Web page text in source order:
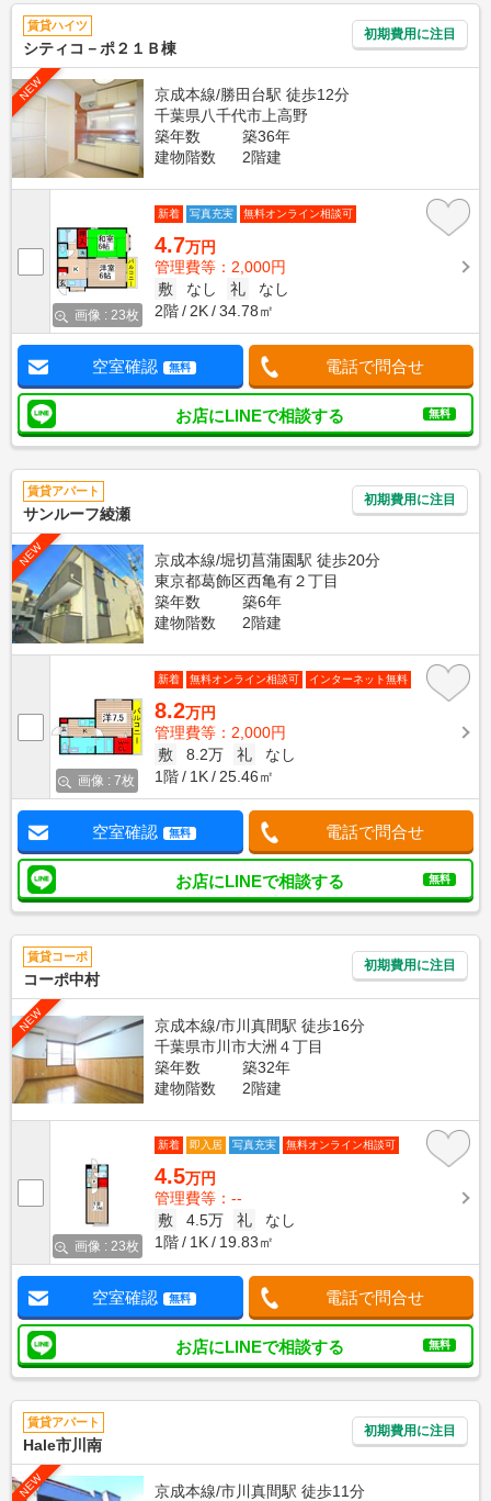
賃貸ハイツ
シティコ－ポ２１Ｂ棟
初期費用に注目
NEW
京成本線/勝田台駅 徒歩12分
千葉県八千代市上高野
築年数
築36年
建物階数
2階建
画像 : 23枚
新着 写真充実 無料オンライン相談可
4.7万円
管理費等：2,000円
敷
なし 礼
なし
2階
2K 34.78㎡
空室確認 無料 電話で問合せ
お店にLINEで相談する 無料
賃貸アパート
サンルーフ綾瀬
初期費用に注目
NEW
京成本線/堀切菖蒲園駅 徒歩20分
東京都葛飾区西亀有２丁目
築年数
築6年
建物階数
2階建
画像 : 7枚
新着 無料オンライン相談可 インターネット無料
8.2万円
管理費等：2,000円
敷
8.2万 礼
なし
1階
1K 25.46㎡
空室確認 無料 電話で問合せ
お店にLINEで相談する 無料
賃貸コーポ
コーポ中村
初期費用に注目
NEW
京成本線/市川真間駅 徒歩16分
千葉県市川市大洲４丁目
築年数
築32年
建物階数
2階建
画像 : 23枚
新着 即入居 写真充実 無料オンライン相談可
4.5万円
管理費等：--
敷
4.5万 礼
なし
1階
1K 19.83㎡
空室確認 無料 電話で問合せ
お店にLINEで相談する 無料
賃貸アパート
Hale市川南
初期費用に注目
NEW
京成本線/市川真間駅 徒歩11分